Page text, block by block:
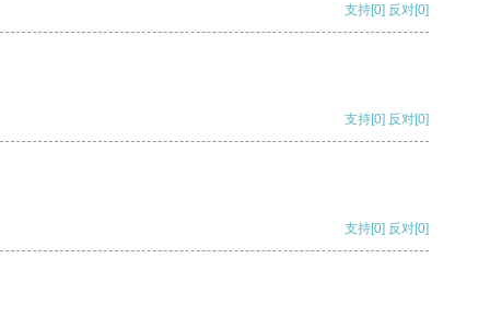
支持[0] 反对[0]
支持[0] 反对[0]
支持[0] 反对[0]